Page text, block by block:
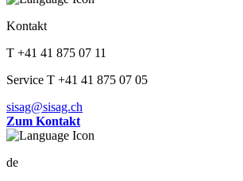
Kontakt
T +41 41 875 07 11
Service T +41 41 875 07 05
sisag@sisag.ch
Zum Kontakt
de